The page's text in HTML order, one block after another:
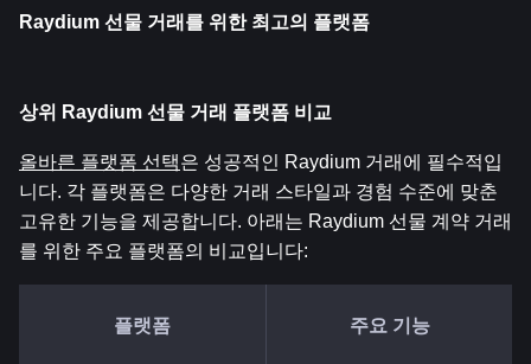
Raydium 선물 거래를 위한 최고의 플랫폼
상위 Raydium 선물 거래 플랫폼 비교
올바른 플랫폼 선택은 성공적인 Raydium 거래에 필수적입
니다. 각 플랫폼은 다양한 거래 스타일과 경험 수준에 맞춘
고유한 기능을 제공합니다. 아래는 Raydium 선물 계약 거래
를 위한 주요 플랫폼의 비교입니다:
플랫폼 주요 기능